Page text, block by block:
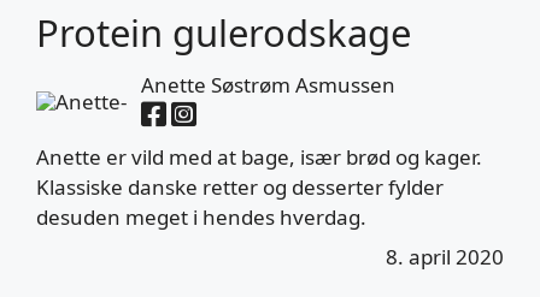
Protein gulerodskage
Anette Søstrøm Asmussen
Anette er vild med at bage, især brød og kager.
Klassiske danske retter og desserter fylder
desuden meget i hendes hverdag.
8. april 2020